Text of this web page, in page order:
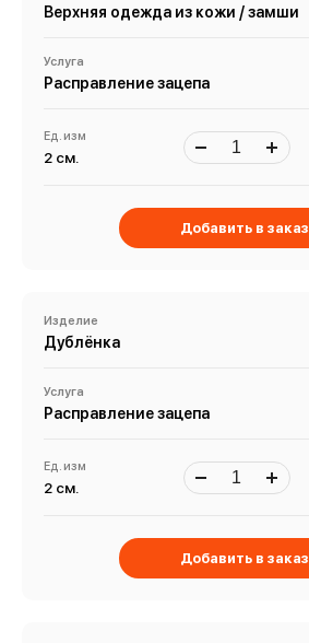
Верхняя одежда из кожи / замши
Услуга
Расправление зацепа
Ед. изм
2 см.
Добавить в заказ
Изделие
Дублёнка
Услуга
Расправление зацепа
Ед. изм
2 см.
Добавить в заказ